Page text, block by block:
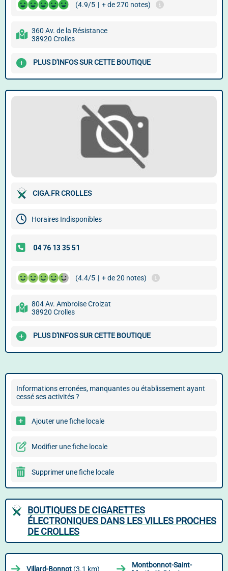
(4.9/5 | + de 270 notes)
360 Av. de la Résistance
38920 Crolles
PLUS D'INFOS SUR CETTE BOUTIQUE
CIGA.FR CROLLES
Horaires Indisponibles
(4.4/5 | + de 20 notes)
804 Av. Ambroise Croizat
38920 Crolles
PLUS D'INFOS SUR CETTE BOUTIQUE
Informations erronées, manquantes ou établissement ayant
cessé ses activités ?
Ajouter une fiche locale
Modifier une fiche locale
Supprimer une fiche locale
BOUTIQUES DE CIGARETTES
ÉLECTRONIQUES DANS LES VILLES PROCHES
DE CROLLES
Villard-Bonnot (3.1 km)
Montbonnot-Saint-